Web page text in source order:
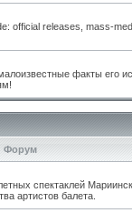
official releases, mass-
факты его
Форум
спектаклей
артистов балета.